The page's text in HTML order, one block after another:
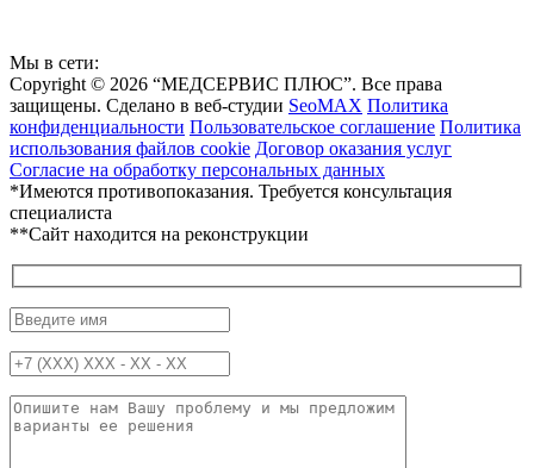
Мы в сети:
Copyright © 2026 “МЕДСЕРВИС ПЛЮС”. Все права
защищены. Сделано в веб-студии SeoMAX Политика
конфиденциальности Пользовательское соглашение Политика
использования файлов cookie Договор оказания услуг
Согласие на обработку персональных данных
*Имеются противопоказания. Требуется консультация
специалиста
**Сайт находится на реконструкции